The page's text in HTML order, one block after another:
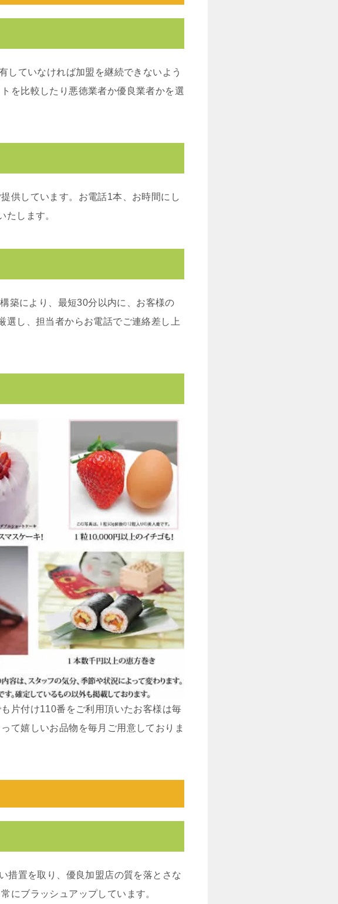
していなければ加盟を継続できないよう
を比較したり悪徳業者か優良業者かを選
供しています。お電話1本、お時間にし
たします。
築により、最短30分以内に、お客様の
選し、担当者からお電話でご連絡差し上
片付け110番をご利用頂いたお客様は毎
て嬉しいお品物を毎月ご用意しておりま
措置を取り、優良加盟店の質を落とさな
にブラッシュアップしています。